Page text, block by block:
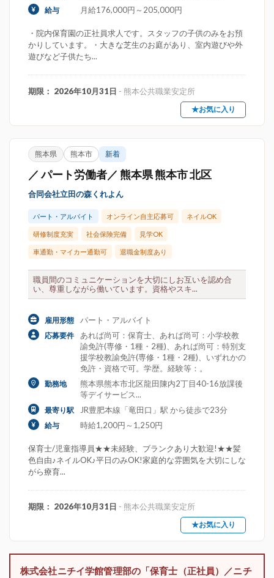
給与 月給176,000円～205,000円
・院内保育園の正社員求人です。スタッフの子供のみをお預
かりしています。・大きな芝生のお庭があり、室内遊びや外
遊びなど子供たち...
期限： 2026年10月31日 - 熊本公共職業安定所
★お気に入り
熊本県 熊本市 新着
／ パート労働者／ 熊本県 熊本市 北区
合同会社立田の森くれよん
パート・アルバイト オンライン自主応募可 ネイルOK
研修制度充実 社会保険完備 見学OK
車通勤・マイカー通勤可 退職金制度あり
職員間のコミュニケーションを大切にしお互いを認め合
い、尊重しながら働いています。資格やスキ...
雇用形態 パート・アルバイト
応募要件
あれば尚可：保育士、あれば尚可：小学校教
諭免許(専修・1種・2種)、あれば尚可：特別支
援学校教諭免許(専修・1種・2種)、いずれかの
免許・資格で可。学歴。経験等：。
勤務地
熊本県熊本市北区龍田陳内2丁目40-16放課後
等デイサービス...
最寄り駅 JR豊肥本線「竜田口」駅 から徒歩で23分
給与 時給1,200円～1,250円
保育士/児童指導員★★未経験、ブランクあり大歓迎!★★髪
色自由♪ネイルOK♪平日のみOK!家庭的な雰囲気を大切にしな
がら療育...
期限： 2026年10月31日 - 熊本公共職業安定所
★お気に入り
株式会社ニチイ学館管理部の「保育士（正社員）／ニチ